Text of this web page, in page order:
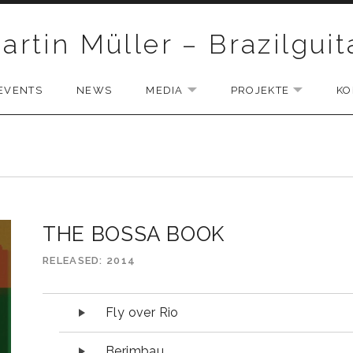
Müller –
SUBMENU NEWS MEDIA EXPAND SUBMENU
PROJEKTE EXPAND
THE BOSSA BOOK
RELEASED 2014
Audio-PlayerFly over Rio